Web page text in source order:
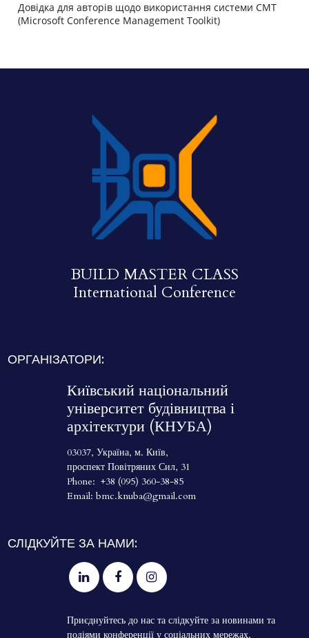
Довідка для авторів щодо використання системи CMT
(Microsoft Conference Management Toolkit)
BUILD MASTER CLASS
International Conference
ОРГАНІЗАТОРИ:
Київський національний
університет будівництва і
архітектури (КНУБА)
03037, Україна, м. Київ,
проспект Повітряних Сил, 31
Phone:+38 (095) 360-38-85
Email:bmc.knuba@gmail.com
СЛІДКУЙТЕ ЗА НАМИ:
  
Приєднуйтесь до нас та слідкуйте за новинами та
подіями конференції у соціальних мережах.